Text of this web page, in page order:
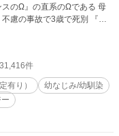
のΩ』の直系のΩである 母
慮の事故で3歳で死別 『オ
られて、今トルベール学園
算が得意で、特に記憶力、
司でα。 リュウールとは家
ュウールが生まれた時から
リュウールを自分の番と意
年上、トルベール学園高等
び級制度があって1年の8月
件
有り）
幼なじみ/幼馴染